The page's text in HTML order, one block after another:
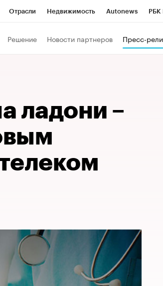
Отрасли Недвижимость Autonews РБК
Решение Новости партнеров Пресс-
ладони –